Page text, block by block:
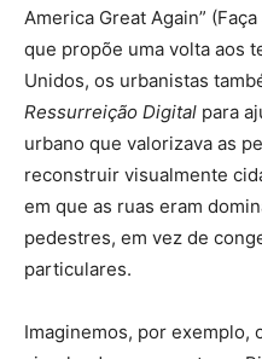
America Great Again”
que propõe uma volta aos
Unidos, os urbanistas
Ressurreição Digital para
urbano que valorizava as
reconstruir visualmente
em que as ruas eram
pedestres, em vez de
particulares.
Imaginemos, por exemplo,